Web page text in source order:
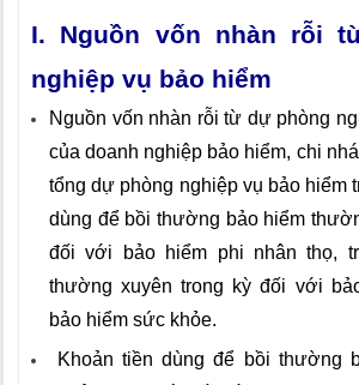
I. Nguồn vốn nhàn rỗi
nghiệp vụ bảo hiểm
Nguồn vốn nhàn rỗi từ dự phòng
của doanh nghiệp bảo hiểm, chi
tổng dự phòng nghiệp vụ bảo hiểm
dùng để bồi thường bảo hiểm
đối với bảo hiểm phi nhân thọ,
thường xuyên trong kỳ đối với
bảo hiểm sức khỏe.
Khoản tiền dùng để bồi thường